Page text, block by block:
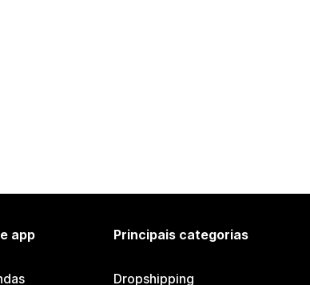
app Principais categorias
Dropshipping